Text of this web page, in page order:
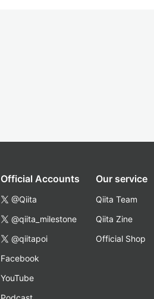
Official Accounts
@Qiita
@qiita_milestone
@qiitapoi
Facebook
YouTube
Our service
Qiita Team
Qiita Zine
Official Shop